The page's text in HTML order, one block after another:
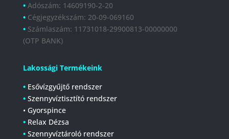
• Adószám: 14609190-2-20
• Cégjegyzékszám: 20-09-069160
• Számlaszám: 11731018-29900813-00000000
(OTP BANK)
Lakossági Termékeink
• Esővízgyűjtő rendszer
• Szennyvíztisztító rendszer
• Gyorspince
• Relax Dézsa
• Szennyvíztároló rendszer